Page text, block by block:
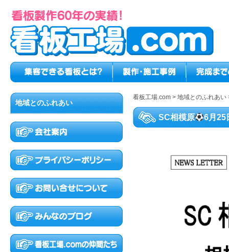
看板工場.com > 地域とのふれあい
SC相模原 6月25
地域とのふれあい